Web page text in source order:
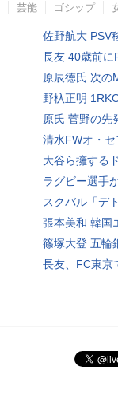
芸能 ゴシップ
佐野航大 PSV
長友 40歳前に
原辰徳氏 次の
野杁正明
原氏 菅野の先
清水FWオ・
大谷ら擁する
ラグビー選手
スクバル「デ
張本美和 韓国
篠塚大登 五輪
長友、FC東京